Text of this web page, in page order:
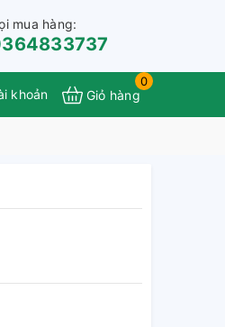
mua hàng:
khoản
0
Giỏ hàng